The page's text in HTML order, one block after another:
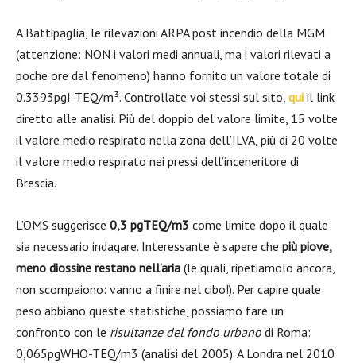
A Battipaglia, le rilevazioni ARPA post incendio della MGM
(attenzione: NON i valori medi annuali, ma i valori rilevati a
poche ore dal fenomeno) hanno fornito un valore totale di
0.3393pgI-TEQ/m³. Controllate voi stessi sul sito, qui il link
diretto alle analisi. Più del doppio del valore limite, 15 volte
il valore medio respirato nella zona dell’ILVA, più di 20 volte
il valore medio respirato nei pressi dell’inceneritore di
Brescia.
L’OMS suggerisce 0,3 pgTEQ/m3 come limite dopo il quale
sia necessario indagare. Interessante è sapere che più piove,
meno diossine restano nell’aria (le quali, ripetiamolo ancora,
non scompaiono: vanno a finire nel cibo!). Per capire quale
peso abbiano queste statistiche, possiamo fare un
confronto con le risultanze del fondo urbano di Roma:
0,065pgWHO-TEQ/m3 (analisi del 2005). A Londra nel 2010